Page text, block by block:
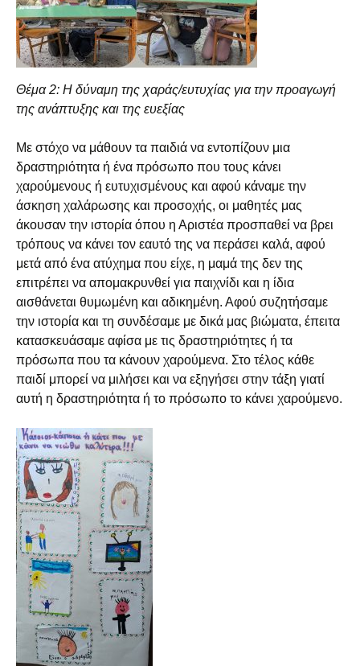
Θέμα 2: Η δύναμη της χαράς/ευτυχίας για την προαγωγή
της ανάπτυξης και της ευεξίας
Με στόχο να μάθουν τα παιδιά να εντοπίζουν μια
δραστηριότητα ή ένα πρόσωπο που τους κάνει
χαρούμενους ή ευτυχισμένους και αφού κάναμε την
άσκηση χαλάρωσης και προσοχής, οι μαθητές μας
άκουσαν την ιστορία όπου η Αριστέα προσπαθεί να βρει
τρόπους να κάνει τον εαυτό της να περάσει καλά, αφού
μετά από ένα ατύχημα που είχε, η μαμά της δεν της
επιτρέπει να απομακρυνθεί για παιχνίδι και η ίδια
αισθάνεται θυμωμένη και αδικημένη. Αφού συζητήσαμε
την ιστορία και τη συνδέσαμε με δικά μας βιώματα, έπειτα
κατασκευάσαμε αφίσα με τις δραστηριότητες ή τα
πρόσωπα που τα κάνουν χαρούμενα. Στο τέλος κάθε
παιδί μπορεί να μιλήσει και να εξηγήσει στην τάξη γιατί
αυτή η δραστηριότητα ή το πρόσωπο το κάνει χαρούμενο.